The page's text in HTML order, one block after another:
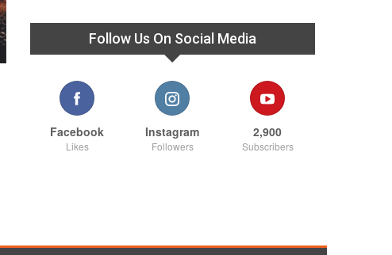
Follow Us On Social Media
Facebook
Likes
Instagram
Followers
2,900
Subscribers